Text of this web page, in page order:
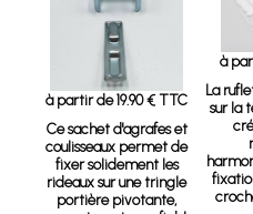
à partir de 19.90 € TTC
Ce sachet d'agrafes et
coulisseaux permet de
fixer solidement les
rideaux sur une tringle
portière pivotante,
à
La
sur la